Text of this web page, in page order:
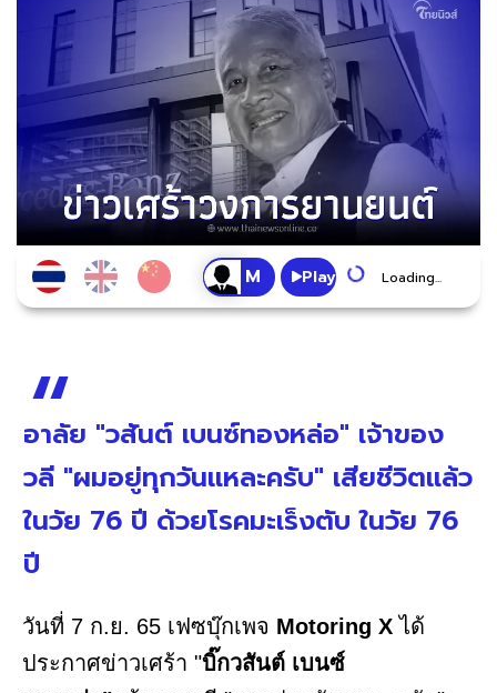
Play Loading...
อาลัย "วสันต์ เบนซ์ทองหล่อ" เจ้าของ
วลี "ผมอยู่ทุกวันแหละครับ" เสียชีวิตแล้ว
ในวัย 76 ปี ด้วยโรคมะเร็งตับ ในวัย 76
ปี
วันที่ 7 ก.ย. 65 เฟซบุ๊กเพจ Motoring X ได้
ประกาศข่าวเศร้า "บิ๊กวสันต์ เบนซ์